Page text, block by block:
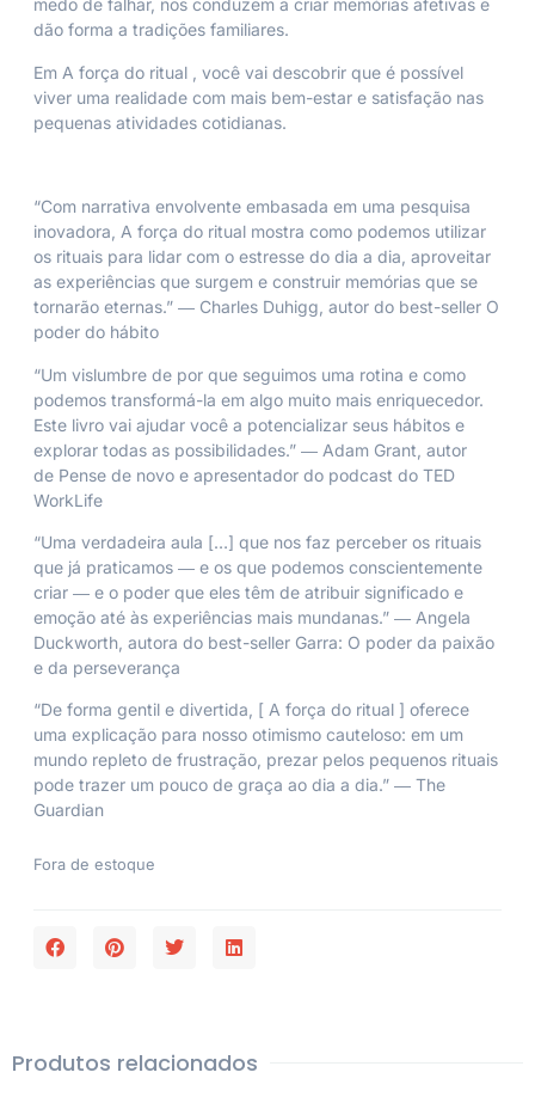
medo de falhar, nos conduzem a criar memórias afetivas e
dão forma a tradições familiares.
Em A força do ritual , você vai descobrir que é possível
viver uma realidade com mais bem-estar e satisfação nas
pequenas atividades cotidianas.
“Com narrativa envolvente embasada em uma pesquisa
inovadora, A força do ritual mostra como podemos utilizar
os rituais para lidar com o estresse do dia a dia, aproveitar
as experiências que surgem e construir memórias que se
tornarão eternas.” ― Charles Duhigg, autor do best-seller O
poder do hábito
“Um vislumbre de por que seguimos uma rotina e como
podemos transformá-la em algo muito mais enriquecedor.
Este livro vai ajudar você a potencializar seus hábitos e
explorar todas as possibilidades.” ― Adam Grant, autor
de Pense de novo e apresentador do podcast do TED
WorkLife
“Uma verdadeira aula […] que nos faz perceber os rituais
que já praticamos ― e os que podemos conscientemente
criar ― e o poder que eles têm de atribuir significado e
emoção até às experiências mais mundanas.” ― Angela
Duckworth, autora do best-seller Garra: O poder da paixão
e da perseverança
“De forma gentil e divertida, [ A força do ritual ] oferece
uma explicação para nosso otimismo cauteloso: em um
mundo repleto de frustração, prezar pelos pequenos rituais
pode trazer um pouco de graça ao dia a dia.” ― The
Guardian
Fora de estoque
Produtos relacionados